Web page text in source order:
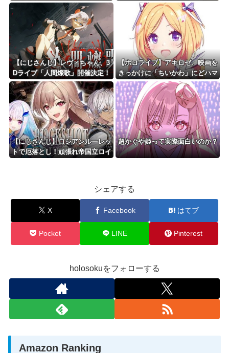
ｗｗｗｗｗｗｗ
良いね
【にじさんじ】レヴィちゃん、3
Dライブ「人間燦歌」開催決定！
ゲスト8名も発表『歌うまバイキ
ングなゲストや』【8/18(火)21:0
0】
【ホロライブ】アキロゼ、映画を
きっかけに「ちいかわ」にどハマ
り「今では毎晩1時間くらい見な
がら入眠しています」
【にじさんじ】ロシアンルーレッ
トで厄落とし！頑張れ帝国立ロイ
超かぐや姫って実際面白いのか？
シェアする
X Facebook はてブ
Pocket LINE Pinterest
holosokuをフォローする
Amazon Ranking